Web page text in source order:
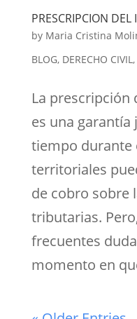
PRESCRIPCION
by Maria Cristina
BLOG, DERECHO CIVIL,
La prescripción
es una
tiempo durante
territoriales
de cobro sobre
tributarias.
frecuentes
momento en